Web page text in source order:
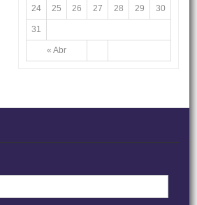
« Abr
24 25 26 27 28 29 30
31